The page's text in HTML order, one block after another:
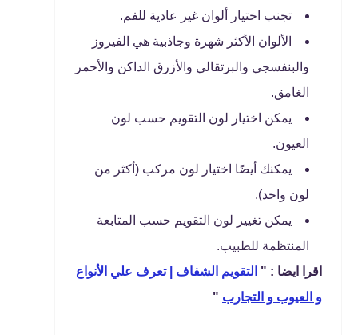
تجنب اختيار ألوان غير عادية للفم.
الألوان الأكثر شهرة وجاذبية هي الفيروز
والبنفسجي والبرتقالي والأزرق الداكن والأحمر
الغامق.
يمكن اختيار لون التقويم حسب لون
العيون.
يمكنك أيضًا اختيار لون مركب (أكثر من
لون واحد).
يمكن تغيير لون التقويم حسب المتابعة
المنتظمة للطبيب.
اقرا ايضا : " التقويم الشفاف | تعرف علي الأنواع
و العيوب و التجارب "